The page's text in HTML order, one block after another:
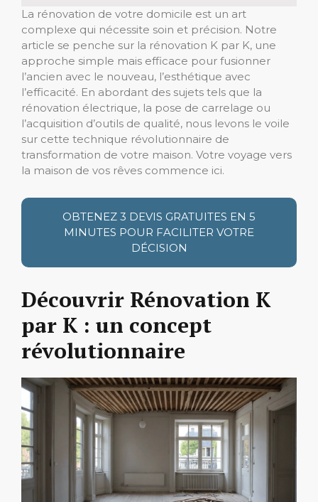
La rénovation de votre domicile est un art
complexe qui nécessite soin et précision. Notre
article se penche sur la rénovation K par K, une
approche simple mais efficace pour fusionner
l’ancien avec le nouveau, l’esthétique avec
l’efficacité. En abordant des sujets tels que la
rénovation électrique, la pose de carrelage ou
l’acquisition d’outils de qualité, nous levons le voile
sur cette technique révolutionnaire de
transformation de votre maison. Votre voyage vers
la maison de vos rêves commence ici.
OBTENEZ 3 DEVIS GRATUITES EN 5
MINUTES POUR FACILITER VOTRE
DÉCISION
Découvrir Rénovation K
par K : un concept
révolutionnaire